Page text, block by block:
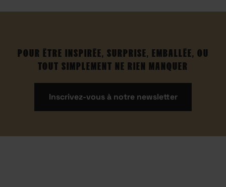
POUR ÊTRE INSPIRÉE, SURPRISE, EMBALLÉE, OU
TOUT SIMPLEMENT NE RIEN MANQUER
Inscrivez-vous à notre newsletter